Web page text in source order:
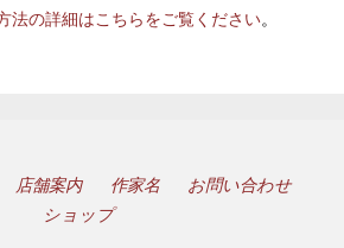
法の詳細はこちらをご覧ください。
店舗案内 作家名
お問い合わせ
ショップ